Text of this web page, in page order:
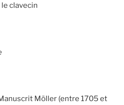
clavecin
Möller (entre 1705 et